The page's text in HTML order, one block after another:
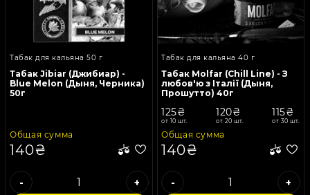
Табак для кальяна 50 г
Табак Jibiar (Джибиар) -
Blue Melon (Дыня, Черника)
50г
Общая сумма
140₴
- +
Табак для кальяна 40 г
Табак Molfar (Chill Line) - З
любов'ю з Італії (Дыня,
Прошутто) 40г
125₴
от 10 шт.
120₴
от 20 шт.
115₴
от 30 шт.
Общая сумма
140₴
- +